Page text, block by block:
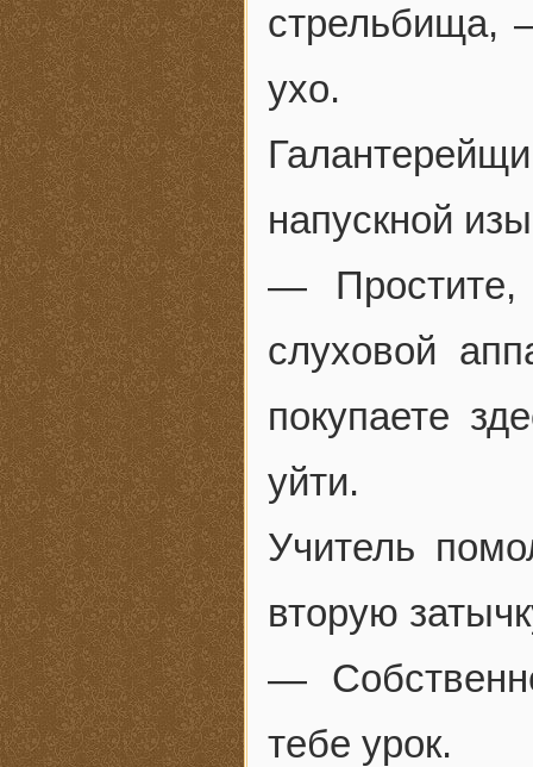
стрельбища,
ухо.
напускной
—
слуховой
покупаете
уйти.
Учитель
вторую
—
тебе урок.